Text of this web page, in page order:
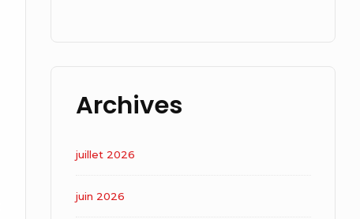
Archives
juillet 2026
juin 2026